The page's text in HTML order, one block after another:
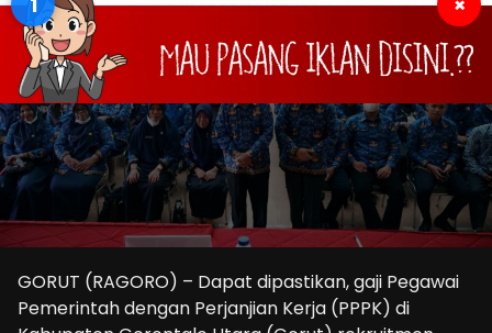
GORUT (RAGORO) – Dapat dipastikan, gaji Pegawai
Pemerintah dengan Perjanjian Kerja (PPPK) di